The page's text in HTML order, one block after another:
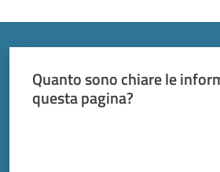
Quanto sono chiare le
questa pagina?